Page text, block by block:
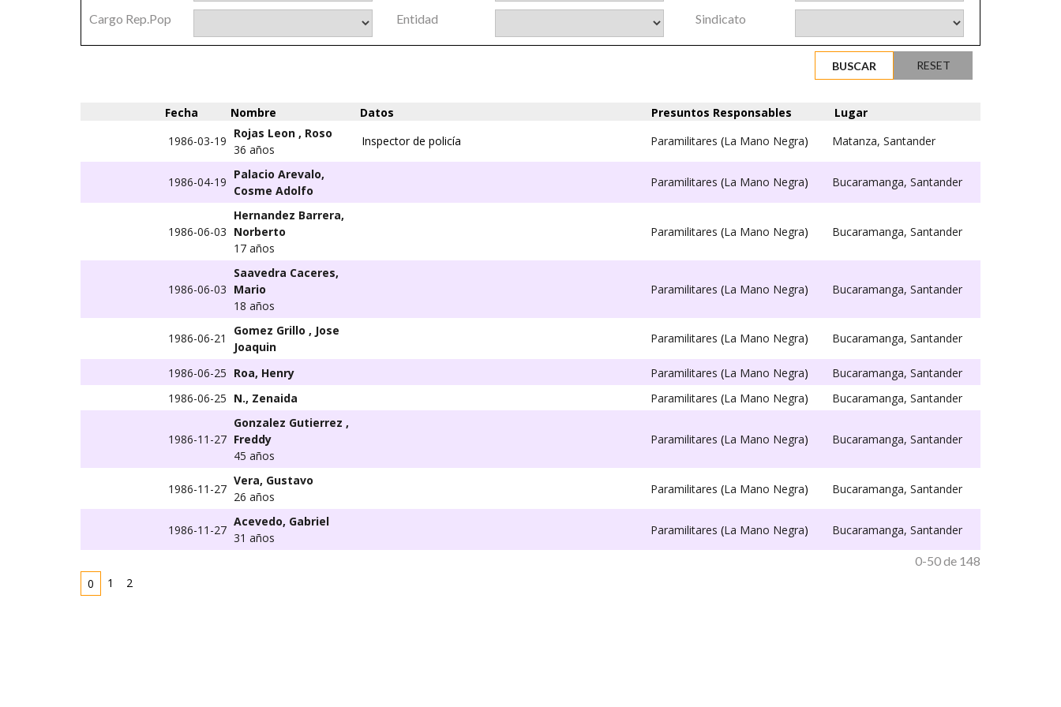
Cargo Rep.Pop Entidad Sindicato
Fecha Nombre Datos Presuntos Responsables
Lugar
1986-03-19
Rojas Leon , Roso
36 años
Inspector de policía Paramilitares (La Mano Negra) Matanza, Santander
1986-04-19
Palacio Arevalo,
Cosme Adolfo
Paramilitares (La Mano Negra) Bucaramanga, Santander
1986-06-03
Hernandez Barrera,
Norberto
17 años
Paramilitares (La Mano Negra) Bucaramanga, Santander
1986-06-03
Saavedra Caceres,
Mario
18 años
Paramilitares (La Mano Negra) Bucaramanga, Santander
1986-06-21
Gomez Grillo , Jose
Joaquin
Paramilitares (La Mano Negra) Bucaramanga, Santander
1986-06-25 Roa, Henry Paramilitares (La Mano Negra)
Bucaramanga, Santander
1986-06-25 N., Zenaida Paramilitares (La Mano Negra) Bucaramanga, Santander
1986-11-27
Gonzalez Gutierrez ,
Freddy
45 años
Paramilitares (La Mano Negra) Bucaramanga, Santander
1986-11-27
Vera, Gustavo
26 años
Paramilitares (La Mano Negra) Bucaramanga, Santander
1986-11-27
Acevedo, Gabriel
31 años
Paramilitares (La Mano Negra) Bucaramanga, Santander
0-50 de 148
0
1 2